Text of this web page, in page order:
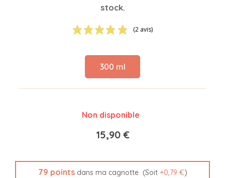
stock.
(2 avis)
300 ml
Non disponible
15,90 €
79 pointsdans ma cagnotte (Soit +0,79 €)